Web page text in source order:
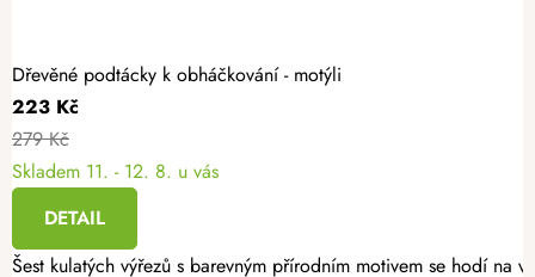
Dřevěné podtácky k obháčkování - motýli
223 Kč
279 Kč
Skladem 11. - 12. 8. u vás
DETAIL
Šest kulatých výřezů s barevným přírodním motivem se hodí na